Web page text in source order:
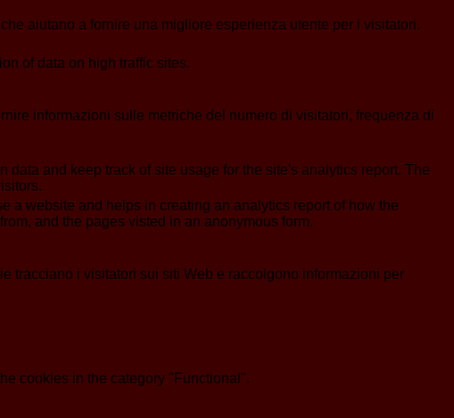
aiutano a fornire una migliore esperienza utente per i visitatori.
of data on high traffic sites.
informazioni sulle metriche del numero di visitatori, frequenza di
and keep track of site usage for the site's analytics report. The
a website and helps in creating an analytics report of how the
and the pages visted in an anonymous form.
tracciano i visitatori sui siti Web e raccolgono informazioni per
cookies in the category "Functional".